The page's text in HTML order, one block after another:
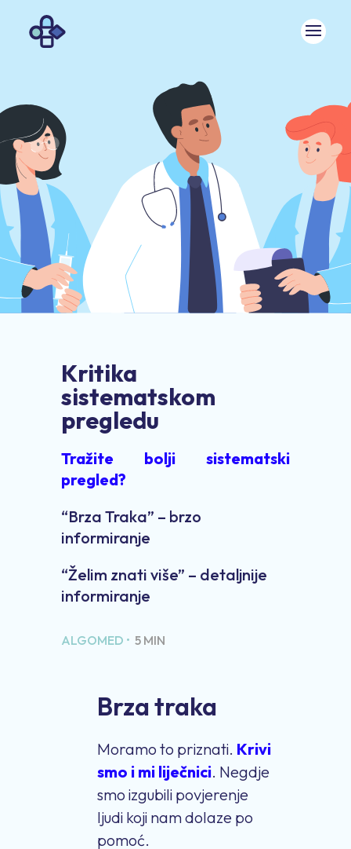
Kritika
sistematskom
pregledu
Tražite bolji sistematski
pregled?
“Brza Traka” – brzo
informiranje
“Želim znati više” – detaljnije
informiranje
ALGOMED • 5 MIN
Brza traka
Moramo to priznati. Krivi
smo i mi liječnici. Negdje
smo izgubili povjerenje
ljudi koji nam dolaze po
pomoć.